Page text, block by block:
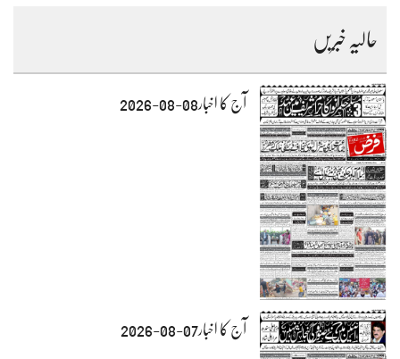
حالیہ خبریں
آج کا اخبار08-08-2026
آج کا اخبار07-08-2026